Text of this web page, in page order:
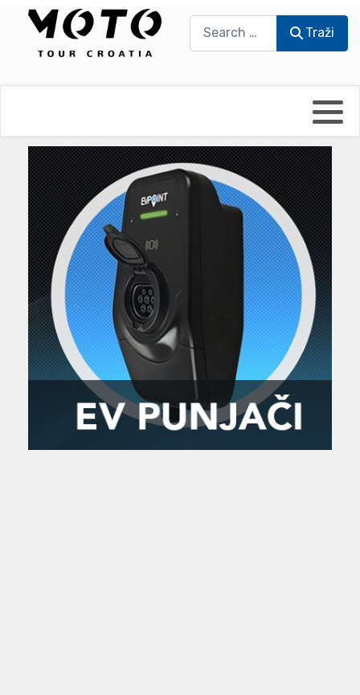
Traži
UmPaDrum
Moto servisi
Impressum
Damir Žerić - ELPASSO
Dario Dinter - Moto TOZ
Igor Kreč - UmPaDrum
Igor Kukec Brmbi
Slaven Gajdek
MTC - Moto Tour Croatia
Moto putopisi
Vikend vožnje
Zanimljivost
Najave i noviteti